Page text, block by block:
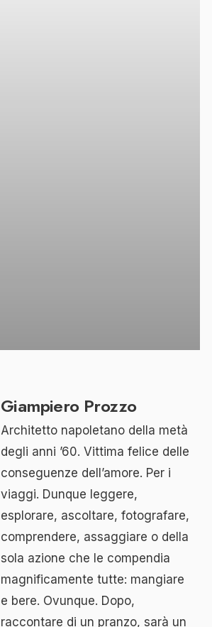
Giampiero Prozzo
Architetto napoletano della metà
degli anni ’60. Vittima felice delle
conseguenze dell’amore. Per i
viaggi. Dunque leggere,
esplorare, ascoltare, fotografare,
comprendere, assaggiare o della
sola azione che le compendia
magnificamente tutte: mangiare
e bere. Ovunque. Dopo,
raccontare di un pranzo, sarà un